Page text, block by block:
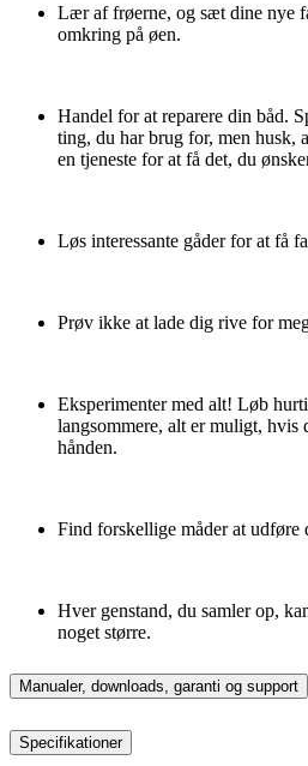
Lær af frøerne, og sæt dine nye
omkring på øen.
Handel for at reparere din båd.
ting, du har brug for, men husk,
en tjeneste for at få det, du
Løs interessante gåder for at få
Prøv ikke at lade dig rive for
Eksperimenter med alt! Løb
langsommere, alt er muligt, hvis
hånden.
Find forskellige måder at udføre
Hver genstand, du samler op,
noget større.
Manualer, downloads, garanti og support
Specifikationer